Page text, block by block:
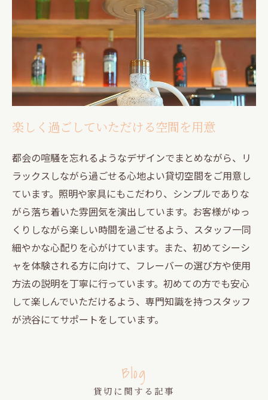
楽しく過ごしていただける空間を用意
都会の喧騒を忘れるようなデザインでまとめながら、リ
ラックスしながら過ごせる心地よい貸切空間をご用意し
ています。照明や家具にもこだわり、シンプルでありな
がら落ち着いた雰囲気を演出しています。お客様がゆっ
くりしながら楽しい時間を過ごせるよう、スタッフ一同
細やかな心配りを心がけています。また、初めてシーシ
ャを体験される方に向けて、フレーバーの選び方や使用
方法の説明を丁寧に行っています。初めての方でも安心
して楽しんでいただけるよう、専門知識を持つスタッフ
が渋谷にてサポートをしています。
Blog
貸切に関する記事